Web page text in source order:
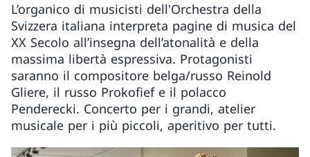
L’organico di musicisti dell'Orchestra della
Svizzera italiana interpreta pagine di musica del
XX Secolo all’insegna dell’atonalità e della
massima libertà espressiva. Protagonisti
saranno il compositore belga/russo Reinold
Gliere, il russo Prokofief e il polacco
Penderecki. Concerto per i grandi, atelier
musicale per i più piccoli, aperitivo per tutti.